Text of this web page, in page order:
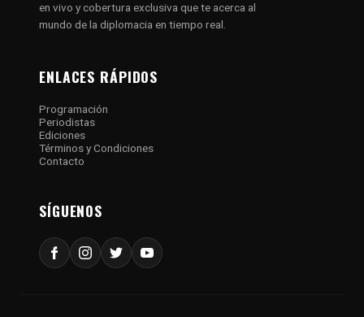
en vivo y cobertura exclusiva que te acerca al
mundo de la diplomacia en tiempo real.
ENLACES RÁPIDOS
Programación
Periodistas
Ediciones
Términos y Condiciones
Contacto
SÍGUENOS